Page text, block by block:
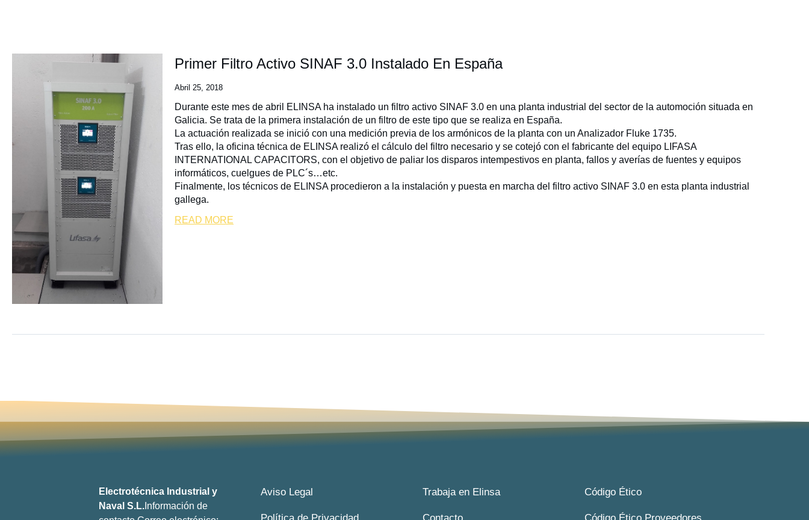
Primer Filtro Activo SINAF 3.0 Instalado En España
Abril 25, 2018
Durante este mes de abril ELINSA ha instalado un filtro activo SINAF 3.0 en una planta industrial del sector de la automoción situada en
Galicia. Se trata de la primera instalación de un filtro de este tipo que se realiza en España.
La actuación realizada se inició con una medición previa de los armónicos de la planta con un Analizador Fluke 1735.
Tras ello, la oficina técnica de ELINSA realizó el cálculo del filtro necesario y se cotejó con el fabricante del equipo LIFASA
INTERNATIONAL CAPACITORS, con el objetivo de paliar los disparos intempestivos en planta, fallos y averías de fuentes y equipos
informáticos, cuelgues de PLC´s…etc.
Finalmente, los técnicos de ELINSA procedieron a la instalación y puesta en marcha del filtro activo SINAF 3.0 en esta planta industrial
gallega.
READ MORE
Electrotécnica Industrial y
Naval S.L. Información de
Aviso Legal Trabaja en Elinsa Código Ético